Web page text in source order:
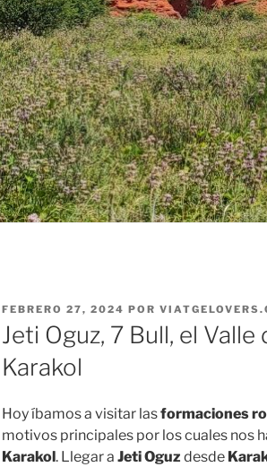
PUBLICADO
EL
FEBRERO 27, 2024 POR
Jeti Oguz, 7 Bull, el Valle
Karakol
Hoy íbamos a visitar lasformaciones
motivos principales por los cuales nos
Karakol. Llegar a Jeti Oguz desde